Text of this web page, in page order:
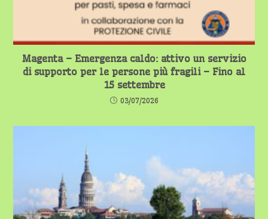
Magenta – Emergenza caldo: attivo un servizio
di supporto per le persone più fragili – Fino al
15 settembre
03/07/2026